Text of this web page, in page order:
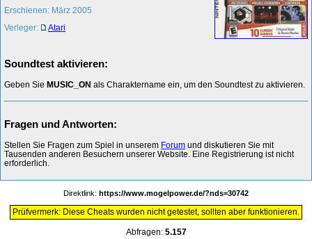
Erschienen: März 2005
Verleger:
Atari
Soundtest aktivieren:
Geben Sie MUSIC_ON als Charaktername ein, um den Soundtest zu aktivieren.
Fragen und Antworten:
Stellen Sie Fragen zum Spiel in unserem Forum und diskutieren Sie mit
Tausenden anderen Besuchern unserer Website. Eine Registrierung ist nicht
erforderlich.
Direktlink: https://www.mogelpower.de/?nds=30742
Prüfvermerk: Diese Cheats wurden nicht getestet, sollten aber funktionieren.
Abfragen: 5.157